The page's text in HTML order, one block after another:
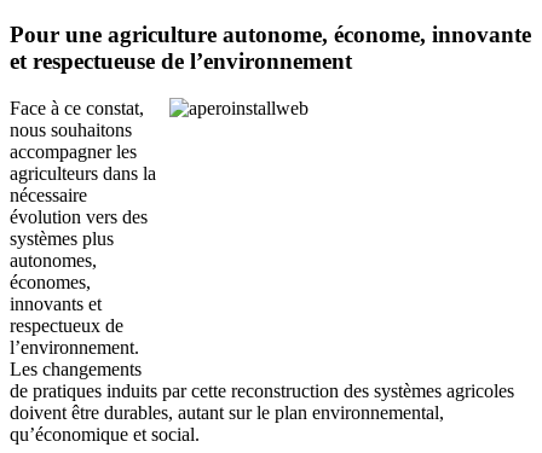
Pour une agriculture autonome, économe, innovante
et respectueuse de l’environnement
Face à ce constat,
nous souhaitons
accompagner les
agriculteurs dans la
nécessaire
évolution vers des
systèmes plus
autonomes,
économes,
innovants et
respectueux de
l’environnement.
Les changements
de pratiques induits par cette reconstruction des systèmes agricoles
doivent être durables, autant sur le plan environnemental,
qu’économique et social.